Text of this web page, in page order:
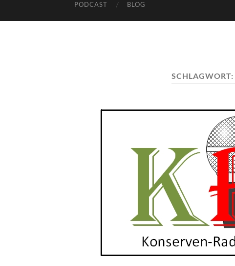
PODCAST BLOG
SCHLAGWORT: